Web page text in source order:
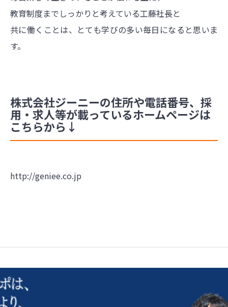
教育制度までしっかりと考えている工藤社長と
共に働くことは、とても学びの多い毎日になると思いま
す。
株式会社ジーニーの住所や電話番号、採
用・求人等が載っているホームページは
こちらから↓
http://geniee.co.jp